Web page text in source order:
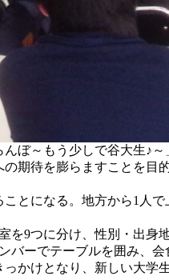
ぼ～もう少しで谷大生♪
期待を膨らますことを目
とになる。地方から1人
9つに分け、性別・出身
ーでテーブルを囲み、会
かけとなり、新しい大学